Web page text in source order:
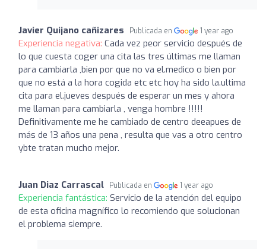
Javier Quijano cañizares Publicada en 1 year ago
Experiencia negativa: Cada vez peor servicio después de
lo que cuesta coger una cita las tres últimas me llaman
para cambiarla ,bien por que no va el.medico o bien por
que no está a la hora cogida etc etc hoy ha sido la.ultima
cita para el.jueves después de esperar un mes y ahora
me llaman para cambiarla , venga hombre !!!!!
Definitivamente me he cambiado de centro deeapues de
más de 13 años una pena , resulta que vas a otro centro
ybte tratan mucho mejor.
Juan Diaz Carrascal Publicada en 1 year ago
Experiencia fantástica: Servicio de la atención del equipo
de esta oficina magnífico lo recomiendo que solucionan
el problema siempre.